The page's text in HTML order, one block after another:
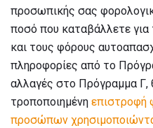
προσωπικής σας
ποσό που καταβάλλετε
και τους φόρους
πληροφορίες από το
αλλαγές στο Πρόγραμμα Γ,
τροποποιημένη επιστροφή
προσώπων